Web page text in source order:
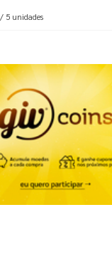
/ 5 unidades